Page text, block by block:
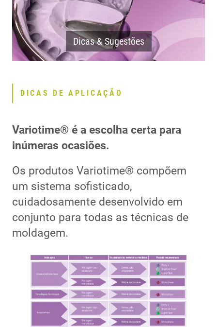
Dicas & Sugestões
DICAS DE APLICAÇÃO
Variotime® é a escolha certa para
inúmeras ocasiões.
Os produtos Variotime® compõem
um sistema sofisticado,
cuidadosamente desenvolvido em
conjunto para todas as técnicas de
moldagem.